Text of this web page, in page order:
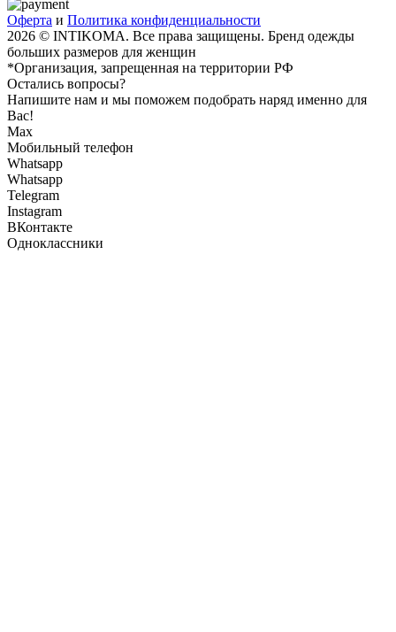
Оферта и Политика конфиденциальности
2026 © INTIKOMA. Все права защищены. Бренд одежды
больших размеров для женщин
*Организация, запрещенная на территории РФ
Остались вопросы?
Напишите нам и мы поможем подобрать наряд именно для
Вас!
Max
Мобильный телефон
Whatsapp
Whatsapp
Telegram
Instagram
ВКонтакте
Одноклассники